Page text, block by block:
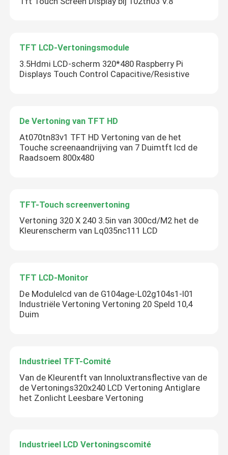
TFT LCD-Vertoningsmodule
3.5Hdmi LCD-scherm 320*480 Raspberry Pi
Displays Touch Control Capacitive/Resistive
De Vertoning van TFT HD
At070tn83v1 TFT HD Vertoning van de het
Touche screenaandrijving van 7 Duimtft lcd de
Raadsoem 800x480
TFT-Touch screenvertoning
Vertoning 320 X 240 3.5in van 300cd/M2 het de
Kleurenscherm van Lq035nc111 LCD
TFT LCD-Monitor
De Modulelcd van de G104age-L02g104s1-l01
Industriële Vertoning Vertoning 20 Speld 10,4
Duim
Industrieel TFT-Comité
Van de Kleurentft van Innoluxtransflective van de
de Vertonings320x240 LCD Vertoning Antiglare
het Zonlicht Leesbare Vertoning
Industrieel LCD Vertoningscomité